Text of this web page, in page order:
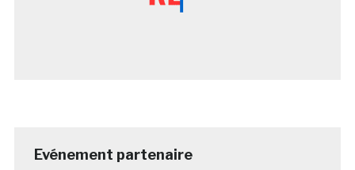
Evénement partenaire